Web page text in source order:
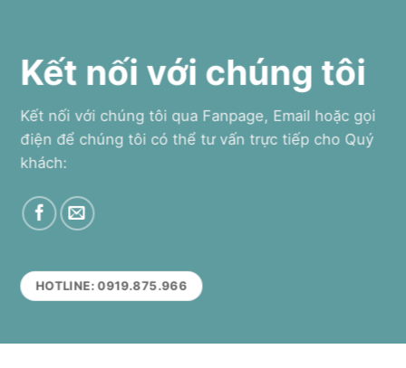
Kết nối với chúng tôi
Kết nối với chúng tôi qua Fanpage, Email hoặc gọi
điện để chúng tôi có thể tư vấn trực tiếp cho Quý
khách:
HOTLINE: 0919.875.966